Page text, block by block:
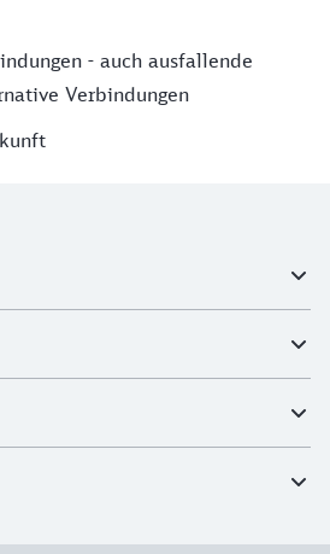
- auch ausfallende
Verbindungen